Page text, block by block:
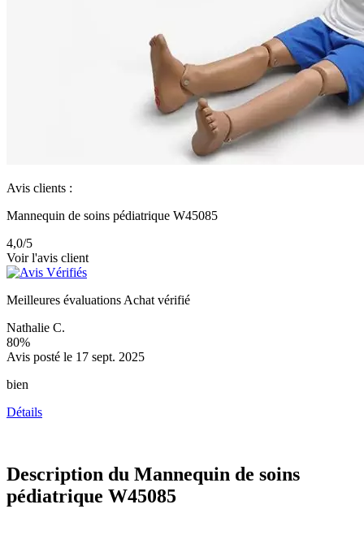
Avis clients :
Mannequin de soins pédiatrique W45085
4,0/5
Voir l'avis client
Meilleures évaluations Achat vérifié
Nathalie C.
80%
Avis posté le 17 sept. 2025
bien
Détails
Description du Mannequin de soins
pédiatrique W45085